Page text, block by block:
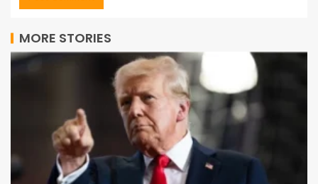
MORE STORIES